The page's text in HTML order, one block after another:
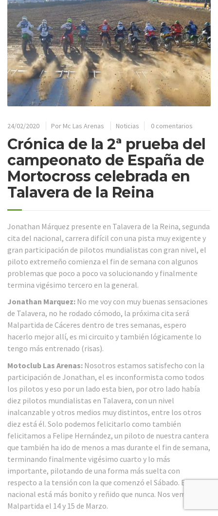
24/02/2020 Por Mc Las Arenas Noticias 0 comentarios
Crónica de la 2ª prueba del
campeonato de España de
Mortocross celebrada en
Talavera de la Reina
Jonathan Márquez presente en Talavera de la Reina, segunda
cita del nacional, carrera difícil con una pista muy exigente y
gran participación de pilotos mundialistas con gran nivel, el
piloto extremeño comienza el fin de semana con algunos
problemas que poco a poco va solucionando y finalmente
termina vigésimo tercero en la general.
Jonathan Marquez: No me voy con muy buenas sensaciones
de Talavera, no he rodado cómodo, la próxima cita será
Malpartida de Cáceres dentro de tres semanas, espero
hacerlo mejor allí, es mi circuito y también lógicamente lo
tengo más entrenado (risas).
Motoclub Las Arenas: Nosotros estamos satisfecho con la
participación de Jonathan, el es inconformista como todos
los pilotos y eso por un lado esta bien, por otro lado había
diez pilotos mundialistas en Talavera, con un nivel
inalcanzable y otros medios muy distintos, entre los otros
diez está él. Solo podemos felicitarlo como también
felicitamos a Felipe Hernández, un piloto de nuestra cantera
que también ha ido de menos a mas durante el fin de semana,
terminando finalmente vigésimo cuarto y lo más
importante, pilotando de una forma más suelta con
respecto a la tensión con la que comenzó el Sábado. El
nacional está más bonito y reñido que nunca. Nos vemos en
Malpartida el 14 y 15 de Marzo.